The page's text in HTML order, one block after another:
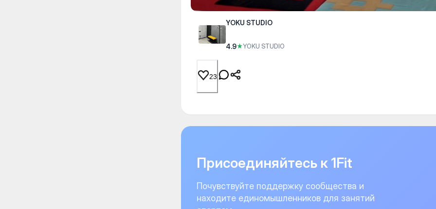
YOKU STUDIO
4.9★YOKU STUDIO
23
Присоединяйтесь к 1Fit
Почувствуйте поддержку сообщества и
находите единомышленников для занятий